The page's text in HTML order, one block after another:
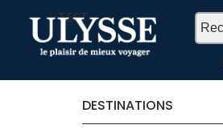
TEST
DESTINATIONS